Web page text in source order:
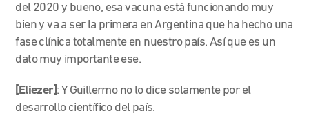
del 2020 y bueno, esa vacuna está funcionando muy
bien y va a ser la primera en Argentina que ha hecho una
fase clínica totalmente en nuestro país. Así que es un
dato muy importante ese.
[Eliezer]: Y Guillermo no lo dice solamente por el
desarrollo científico del país.